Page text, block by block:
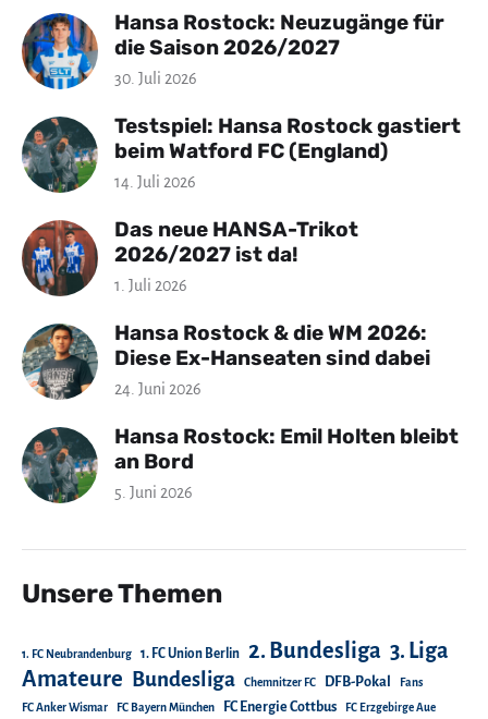
Hansa Rostock: Neuzugänge für
die Saison 2026/2027
30. Juli 2026
Testspiel: Hansa Rostock gastiert
beim Watford FC (England)
14. Juli 2026
Das neue HANSA-Trikot
2026/2027 ist da!
1. Juli 2026
Hansa Rostock & die WM 2026:
Diese Ex-Hanseaten sind dabei
24. Juni 2026
Hansa Rostock: Emil Holten bleibt
an Bord
5. Juni 2026
Unsere Themen
1. FC Neubrandenburg 1. FC Union Berlin 2. Bundesliga 3. Liga
Amateure Bundesliga Chemnitzer FC DFB-Pokal Fans
FC Anker Wismar FC Bayern München FC Energie Cottbus FC Erzgebirge Aue